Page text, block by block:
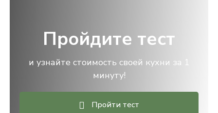
Пройдите тест
и узнайте стоимость своей кухни за 1
минуту!
Пройти тест